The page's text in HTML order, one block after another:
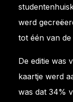
werd
tot één van
De editie was
kaartje werd
was dat 34%